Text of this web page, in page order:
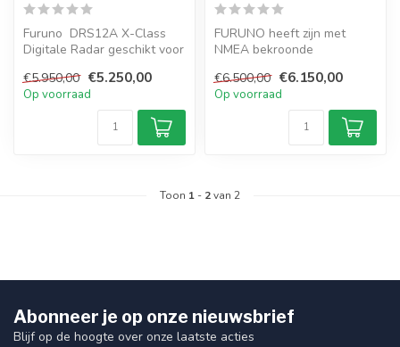
Furuno DRS12A X-Class
Digitale Radar geschikt voor
TZtouc...
€5.950,00 €5.250,00
Op voorraad
FURUNO heeft zijn met
NMEA bekroonde
volgende niveau g...
€6.500,00 €6.150,00
Op voorraad
Toon 1 - 2van 2
Abonneer je op onze nieuwsbrief
Blijf op de hoogte over onze laatste acties